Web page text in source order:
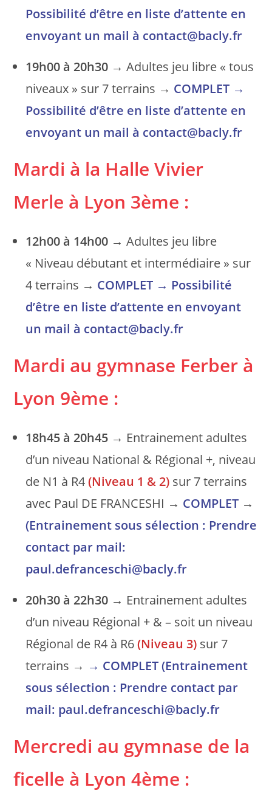
Possibilité d’être en liste d’attente en
envoyant un mail à contact@bacly.fr
19h00 à 20h30 → Adultes jeu libre « tous
niveaux » sur 7 terrains → COMPLET →
Possibilité d’être en liste d’attente en
envoyant un mail à contact@bacly.fr
Mardi à la Halle Vivier
Merle à Lyon 3ème :
12h00 à 14h00 → Adultes jeu libre
« Niveau débutant et intermédiaire » sur
4 terrains → COMPLET → Possibilité
d’être en liste d’attente en envoyant
un mail à contact@bacly.fr
Mardi au gymnase Ferber à
Lyon 9ème :
18h45 à 20h45 → Entrainement adultes
d’un niveau National & Régional +, niveau
de N1 à R4(Niveau 1 & 2) sur 7 terrains
avec Paul DE FRANCESHI → COMPLET →
(Entrainement sous sélection : Prendre
contact par mail:
paul.defranceschi@bacly.fr
20h30 à 22h30 → Entrainement adultes
d’un niveau Régional + & – soit un niveau
Régional de R4 à R6(Niveau 3) sur 7
terrains → → COMPLET (Entrainement
sous sélection : Prendre contact par
mail: paul.defranceschi@bacly.fr
Mercredi au gymnase de la
ficelle à Lyon 4ème :